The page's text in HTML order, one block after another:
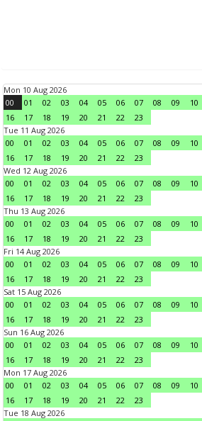
Mon 10 Aug 2026
00
01 02 03 04 05 06 07 08 09 10
16
17 18 19 20 21 22
23
Tue 11 Aug 2026
00
01 02 03 04 05 06 07 08 09 10
16
17 18 19 20 21 22
23
Wed 12 Aug 2026
00
01 02 03 04 05 06 07 08 09 10
16
17 18 19 20 21 22
23
Thu 13 Aug 2026
00
01 02 03 04 05 06 07 08 09 10
16
17 18 19 20 21 22
23
Fri 14 Aug 2026
00
01 02 03 04 05 06 07 08 09 10
16
17 18 19 20 21 22
23
Sat 15 Aug 2026
00
01 02 03 04 05 06 07 08 09 10
16
17 18 19 20 21 22
23
Sun 16 Aug 2026
00
01 02 03 04 05 06 07 08 09 10
16
17 18 19 20 21 22
23
Mon 17 Aug 2026
00
01 02 03 04 05 06 07 08 09 10
16
17 18 19 20 21 22
23
Tue 18 Aug 2026